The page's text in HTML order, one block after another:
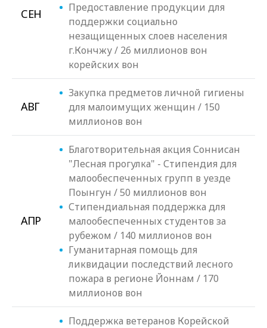
СЕН
Предоставление продукции для
поддержки социально
незащищенных слоев населения
г.Кончжу / 26 миллионов вон
корейских вон
АВГ
Закупка предметов личной гигиены
для малоимущих женщин / 150
миллионов вон
АПР
Благотворительная акция Соннисан
"Лесная прогулка" - Стипендия для
малообеспеченных групп в уезде
Поынгун / 50 миллионов вон
Стипендиальная поддержка для
малообеспеченных студентов за
рубежом / 140 миллионов вон
Гуманитарная помощь для
ликвидации последствий лесного
пожара в регионе Йоннам / 170
миллионов вон
Поддержка ветеранов Корейской